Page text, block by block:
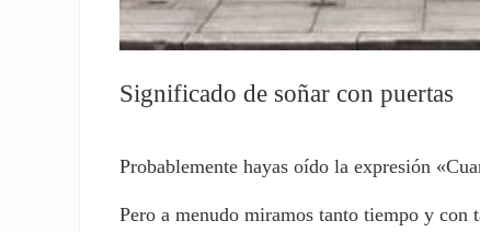
Significado de soñar con puertas
Probablemente hayas oído la expresión
Pero a menudo miramos tanto tiempo y con